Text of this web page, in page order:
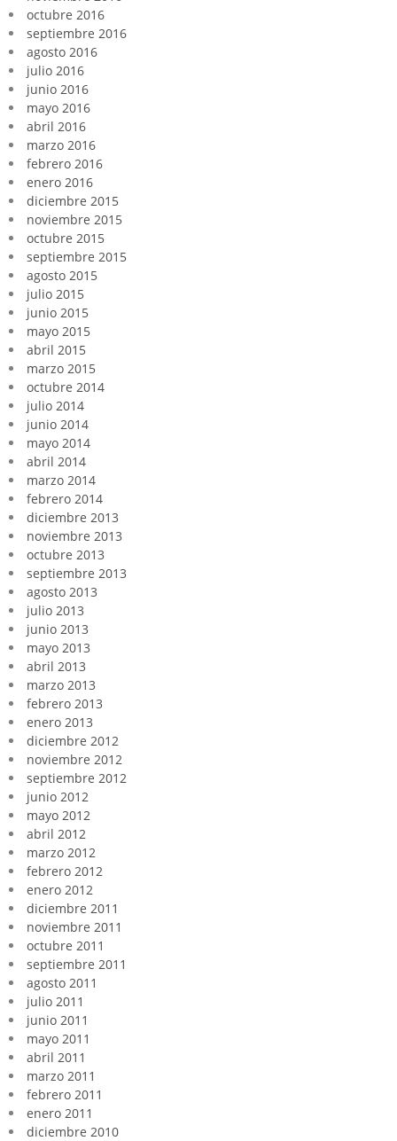
octubre 2016
septiembre 2016
agosto 2016
julio 2016
junio 2016
mayo 2016
abril 2016
marzo 2016
febrero 2016
enero 2016
diciembre 2015
noviembre 2015
octubre 2015
septiembre 2015
agosto 2015
julio 2015
junio 2015
mayo 2015
abril 2015
marzo 2015
octubre 2014
julio 2014
junio 2014
mayo 2014
abril 2014
marzo 2014
febrero 2014
diciembre 2013
noviembre 2013
octubre 2013
septiembre 2013
agosto 2013
julio 2013
junio 2013
mayo 2013
abril 2013
marzo 2013
febrero 2013
enero 2013
diciembre 2012
noviembre 2012
septiembre 2012
junio 2012
mayo 2012
abril 2012
marzo 2012
febrero 2012
enero 2012
diciembre 2011
noviembre 2011
octubre 2011
septiembre 2011
agosto 2011
julio 2011
junio 2011
mayo 2011
abril 2011
marzo 2011
febrero 2011
enero 2011
diciembre 2010